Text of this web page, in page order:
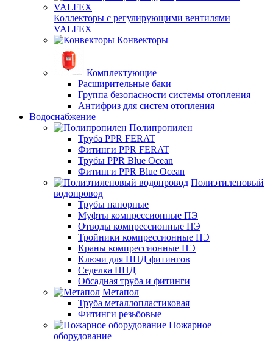
Коллекторы с регулирующими вентилями
VALFEX
Конвекторы
Комплектующие
Расширительные баки
Группа безопасности системы отопления
Антифриз для систем отопления
Водоснабжение
Полипропилен
Труба PPR FERAT
Фитинги PPR FERAT
Трубы PPR Blue Ocean
Фитинги PPR Blue Ocean
Полиэтиленовый
водопровод
Трубы напорные
Муфты компрессионные ПЭ
Отводы компрессионные ПЭ
Тройники компрессионные ПЭ
Краны компрессионные ПЭ
Ключи для ПНД фитингов
Седелка ПНД
Обсадная труба и фитинги
Метапол
Труба металлопластиковая
Фитинги резьбовые
Пожарное
оборудование